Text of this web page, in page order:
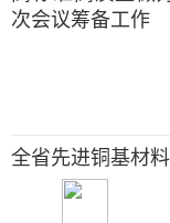
次会议筹备工作
全省先进铜基材